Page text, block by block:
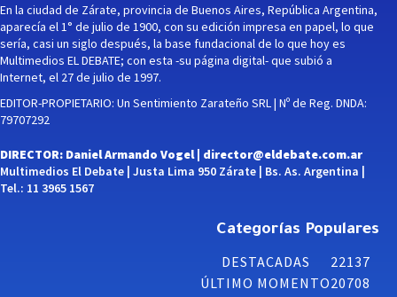
En la ciudad de Zárate, provincia de Buenos Aires, República Argentina,
aparecía el 1° de julio de 1900, con su edición impresa en papel, lo que
sería, casi un siglo después, la base fundacional de lo que hoy es
Multimedios EL DEBATE; con esta -su página digital- que subió a
Internet, el 27 de julio de 1997.
EDITOR-PROPIETARIO: Un Sentimiento Zarateño SRL | Nº de Reg. DNDA:
79707292
DIRECTOR: Daniel Armando Vogel | director@eldebate.com.ar
Multimedios El Debate | Justa Lima 950 Zárate | Bs. As. Argentina |
Tel.: 11 3965 1567
Categorías Populares
DESTACADAS
22137
ÚLTIMO MOMENTO20708